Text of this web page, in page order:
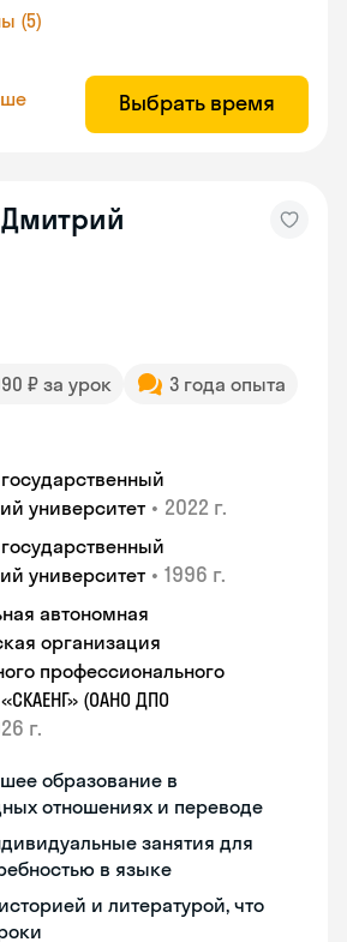
(5)
Выбрать время
Дмитрий
₽ за урок
3 года опыта
университет • 2022 г.
университет • 1996 г.
автономная
организация
профессионального
(ОАНО ДПО
г.
образование в
отношениях и переводе
занятия для
в языке
и литературой, что